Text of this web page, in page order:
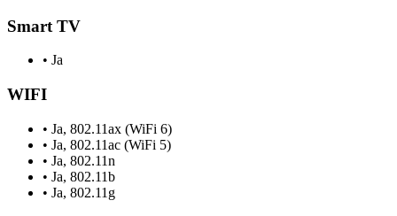
Smart TV
• Ja
WIFI
• Ja, 802.11ax (WiFi 6)
• Ja, 802.11ac (WiFi 5)
• Ja, 802.11n
• Ja, 802.11b
• Ja, 802.11g